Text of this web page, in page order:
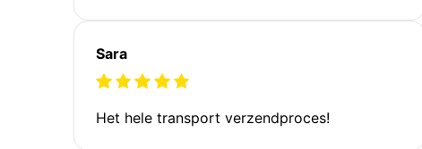
Sara
Het hele transport verzendproces!